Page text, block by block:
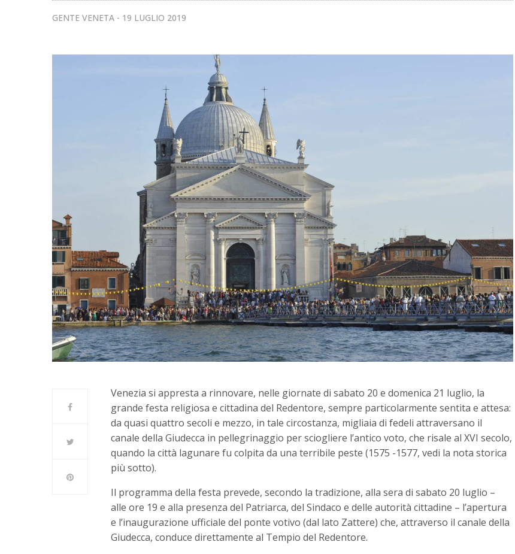
GENTE VENETA 19 LUGLIO 2019
Venezia si appresta a rinnovare, nelle giornate di sabato 20 e domenica 21 luglio, la
grande festa religiosa e cittadina del Redentore, sempre particolarmente sentita e attesa:
da quasi quattro secoli e mezzo, in tale circostanza, migliaia di fedeli attraversano il
canale della Giudecca in pellegrinaggio per sciogliere l’antico voto, che risale al XVI secolo,
quando la città lagunare fu colpita da una terribile peste (1575 -1577, vedi la nota storica
più sotto).
Il programma della festa prevede, secondo la tradizione, alla sera di sabato 20 luglio –
alle ore 19 e alla presenza del Patriarca, del Sindaco e delle autorità cittadine – l’apertura
e l’inaugurazione ufficiale del ponte votivo (dal lato Zattere) che, attraverso il canale della
Giudecca, conduce direttamente al Tempio del Redentore.